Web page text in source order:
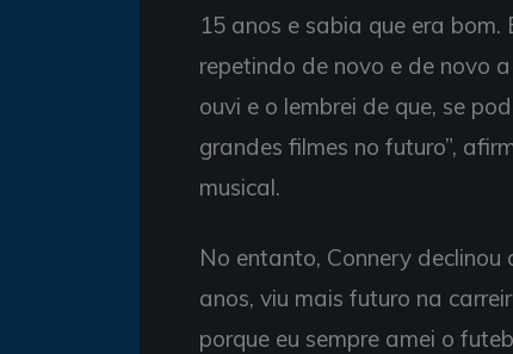
15 anos e sabia que era
repetindo de novo e de novo
ouvi e o lembrei de que, se
grandes filmes no futuro”,
musical.
No entanto, Connery
anos, viu mais futuro na
porque eu sempre amei o